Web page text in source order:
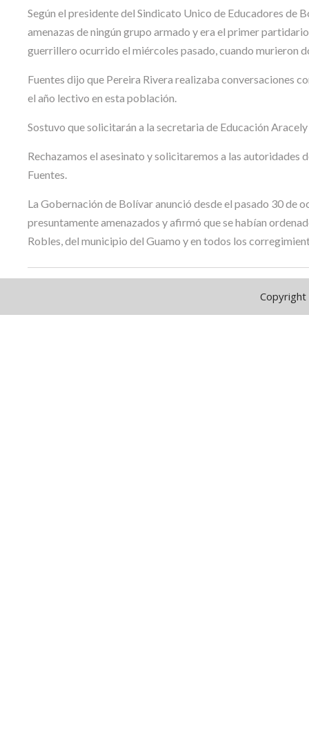
Según el presidente del Sindicato Unico de Educadores de
amenazas de ningún grupo armado y era el primer
guerrillero ocurrido el miércoles pasado, cuando murieron
Fuentes dijo que Pereira Rivera realizaba conversaciones
el año lectivo en esta población.
Sostuvo que solicitarán a la secretaria de Educación
Rechazamos el asesinato y solicitaremos a las autoridades
Fuentes.
La Gobernación de Bolívar anunció desde el pasado 30 de
presuntamente amenazados y afirmó que se habían
Robles, del municipio del Guamo y en todos los
Copyright